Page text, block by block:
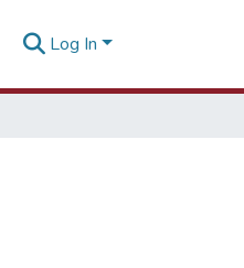
Log In